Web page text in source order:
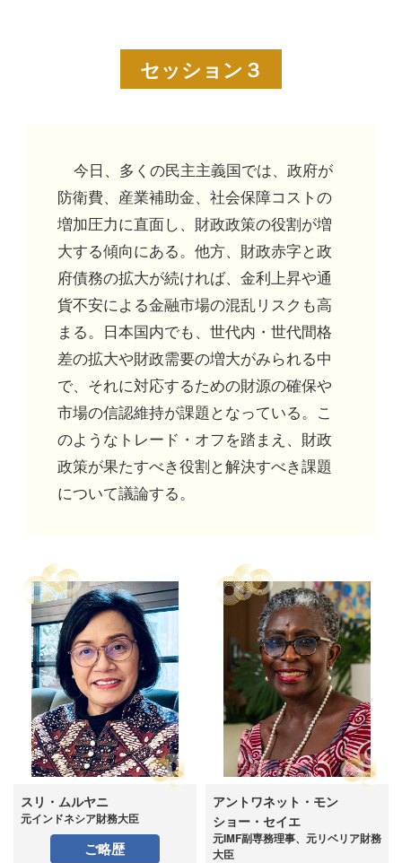
セッション３
今日、多くの民主主義国では、政府が
防衛費、産業補助金、社会保障コストの
増加圧力に直面し、財政政策の役割が増
大する傾向にある。他方、財政赤字と政
府債務の拡大が続ければ、金利上昇や通
貨不安による金融市場の混乱リスクも高
まる。日本国内でも、世代内・世代間格
差の拡大や財政需要の増大がみられる中
で、それに対応するための財源の確保や
市場の信認維持が課題となっている。こ
のようなトレード・オフを踏まえ、財政
政策が果たすべき役割と解決すべき課題
について議論する。
スリ・ムルヤニ
元インドネシア財務大臣
ご略歴
アントワネット・モン
ショー・セイエ
元IMF副専務理事、元リベリア財務
大臣